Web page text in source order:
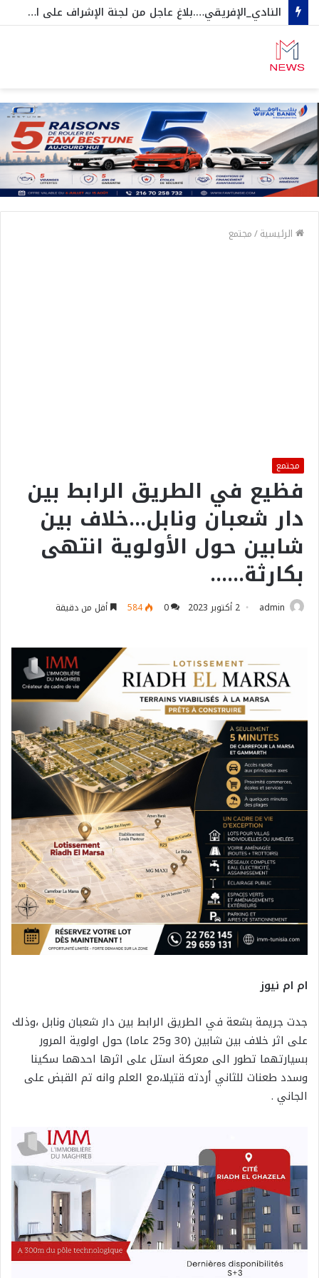
النادي_الإفريقي….بلاغ عاجل من لجنة الإشراف على الجلسات العامة و المنخرطين
الرئيسية/مجتمع
مجتمع
فظيع في الطريق الرابط بين
دار شعبان ونابل…خلاف بين
شابين حول الأولوية انتهى
بكارثة……
admin 2 أكتوبر 2023 0
584 أقل من دقيقة
ام ام نيوز
جدت جريمة بشعة في الطريق الرابط بين دار شعبان ونابل ،وذلك
على اثر خلاف بين شابين (30 و25 عاما) حول اولوية المرور
بسيارتهما تطور الى معركة استل على اثرها احدهما سكينا
وسدد طعنات للثاني أردته قتيلا،مع العلم وانه تم القبض على
الجاني .